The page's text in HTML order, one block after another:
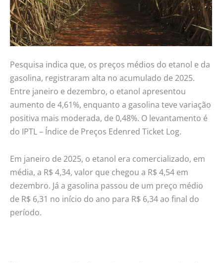
Pesquisa indica que, os preços médios do etanol e da
gasolina, registraram alta no acumulado de 2025.
Entre janeiro e dezembro, o etanol apresentou
aumento de 4,61%, enquanto a gasolina teve variação
positiva mais moderada, de 0,48%. O levantamento é
do IPTL – Índice de Preços Edenred Ticket Log.
Em janeiro de 2025, o etanol era comercializado, em
média, a R$ 4,34, valor que chegou a R$ 4,54 em
dezembro. Já a gasolina passou de um preço médio
de R$ 6,31 no início do ano para R$ 6,34 ao final do
período.